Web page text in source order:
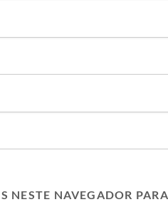
NESTE NAVEGADOR